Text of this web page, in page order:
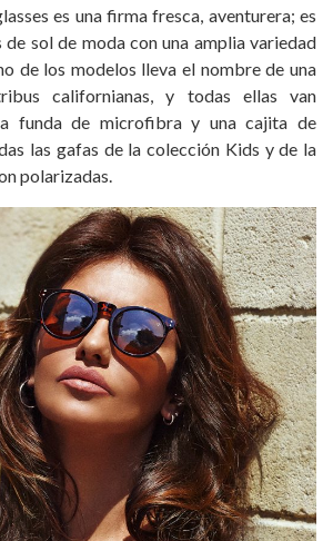
es una firma fresca, aventurera; es
de sol de moda con una amplia variedad
de los modelos lleva el nombre de una
californianas, y todas ellas van
funda de microfibra y una cajita de
las gafas de la colección Kids y de la
polarizadas.